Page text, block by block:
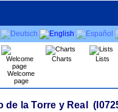
Welcome
page
Charts Lists